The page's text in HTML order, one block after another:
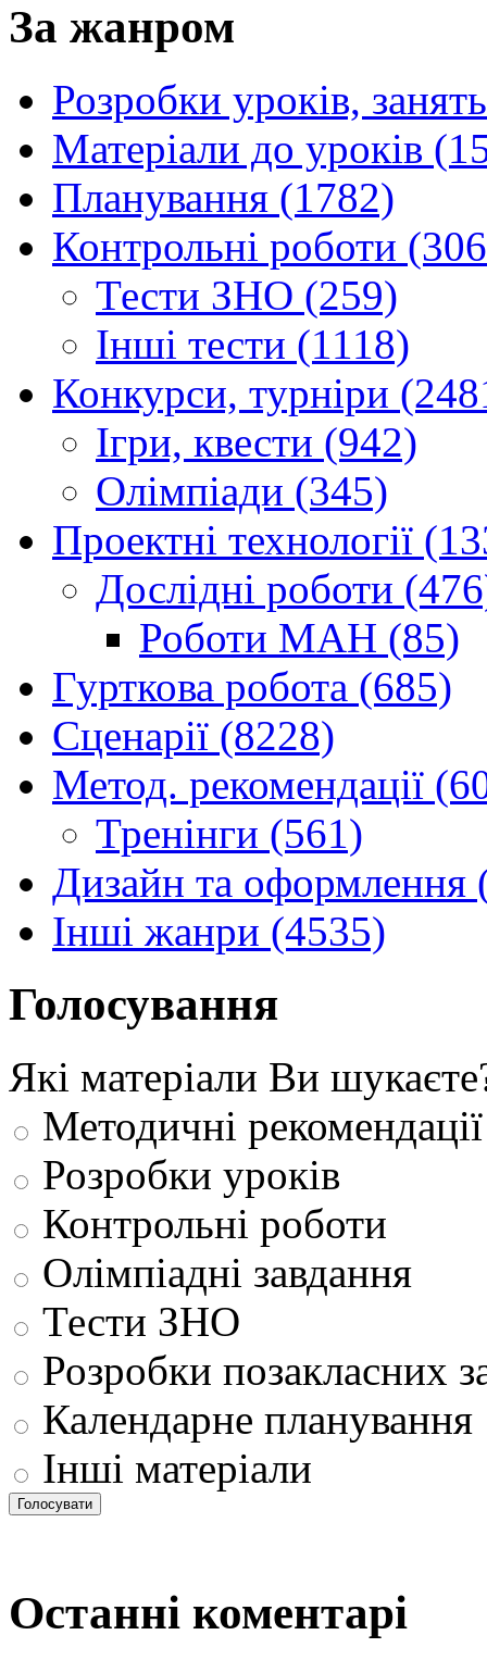
За жанром
Розробки уроків,
Матеріали до уроків
Планування (1782)
Контрольні роботи
Тести ЗНО (259)
Інші тести (1118)
Конкурси, турніри
Ігри, квести (942)
Олімпіади (345)
Проектні технології
Дослідні роботи
Роботи МАН (85)
Гурткова робота (685)
Сценарії (8228)
Метод. рекомендації
Тренінги (561)
Дизайн та оформлення
Інші жанри (4535)
Голосування
Які матеріали Ви
Методичні рекомендації
Розробки уроків
Контрольні роботи
Олімпіадні завдання
Тести ЗНО
Розробки позакласних
Календарне планування
Інші матеріали
Останні коментарі